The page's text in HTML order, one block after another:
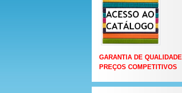
GARANTIA DE
PREÇOS COMPETITIVOS